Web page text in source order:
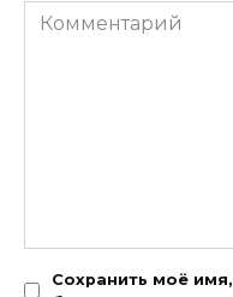
Комментарий
Сохранить моё